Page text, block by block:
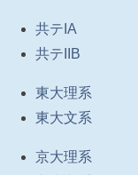
共テIA
共テIIB
東大理系
東大文系
京大理系